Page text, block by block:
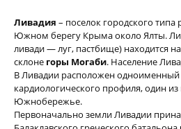
Ливадия – поселок городского
Южном берегу Крыма около Ялты.
ливади — луг, пастбище) находится
склоне горы Могаби. Население
В Ливадии расположен одноименный
кардиологического профиля, один
Южнобережье.
Первоначально земли Ливадии